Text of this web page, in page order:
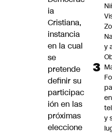
ia
Cristiana,
instancia
en la cual
se
pretende
definir su
participac
ión en las
próximas
eleccione
y
en
y